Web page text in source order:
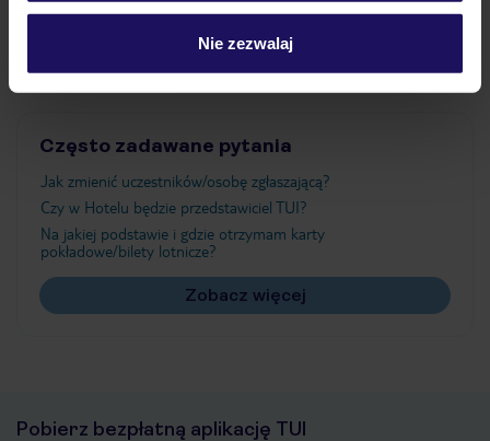
Nie zezwalaj
Ważne informacje
Często zadawane pytania
Jak zmienić uczestników/osobę zgłaszającą?
Czy w Hotelu będzie przedstawiciel TUI?
Na jakiej podstawie i gdzie otrzymam karty
pokładowe/bilety lotnicze?
Zobacz więcej
Pobierz bezpłatną aplikację TUI